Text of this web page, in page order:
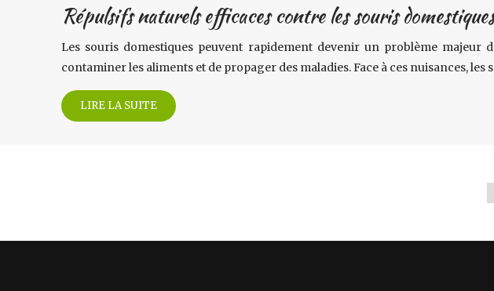
Répulsifs naturels efficaces contre les souris domestiques
Les souris domestiques peuvent rapidement devenir un problème majeur
contaminer les aliments et de propager des maladies. Face à ces nuisances,
LIRE LA SUITE